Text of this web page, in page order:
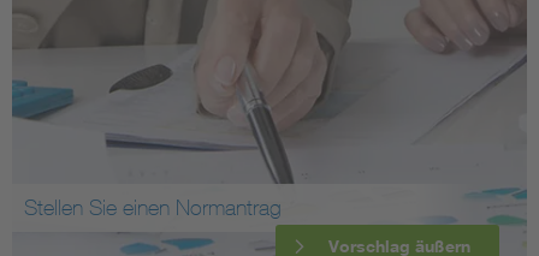
Stellen Sie einen Normantrag
Vorschlag äußern